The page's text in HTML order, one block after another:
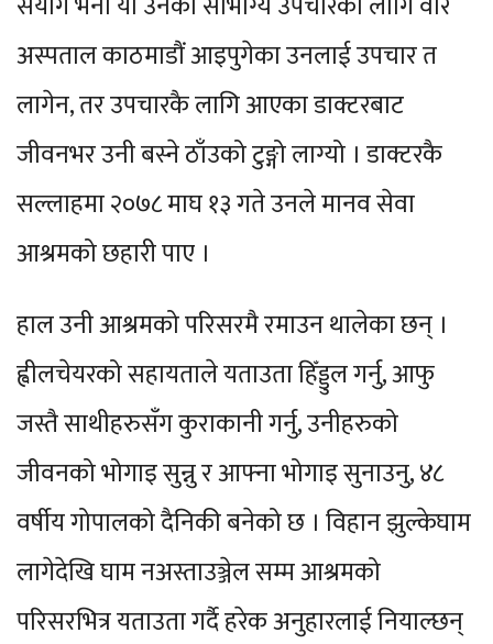
अस्पताल काठमाडौं आइपुगेका उनलाई उपचार त
लागेन, तर उपचारकै लागि आएका डाक्टरबाट
जीवनभर उनी बस्ने ठाँउको टुङ्गो लाग्यो । डाक्टरकै
सल्लाहमा २०७८ माघ १३ गते उनले मानव सेवा
आश्रमको छहारी पाए ।
हाल उनी आश्रमको परिसरमै रमाउन थालेका छन् ।
ह्वीलचेयरको सहायताले यताउता हिँड्डुल गर्नु, आफु
जस्तै साथीहरुसँग कुराकानी गर्नु, उनीहरुको
जीवनको भोगाइ सुन्नु र आफ्ना भोगाइ सुनाउनु, ४८
वर्षीय गोपालको दैनिकी बनेको छ । विहान झुल्केघाम
लागेदेखि घाम नअस्ताउञ्जेल सम्म आश्रमको
परिसरभित्र यताउता गर्दै हरेक अनुहारलाई नियाल्छन्